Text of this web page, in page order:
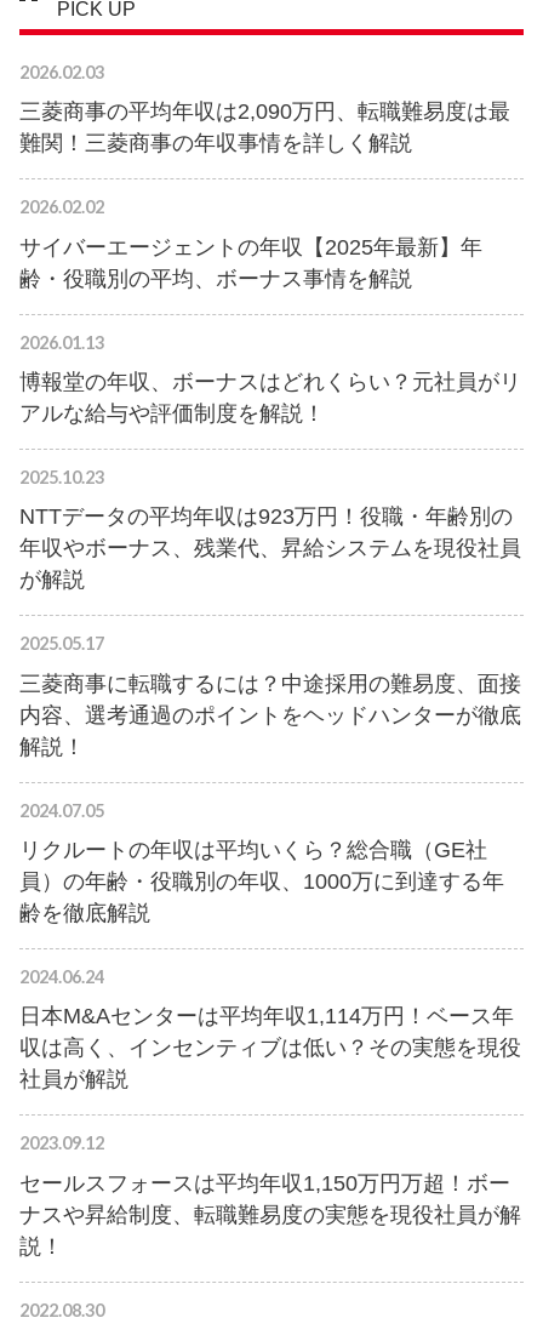
PICK UP
2026.02.03
三菱商事の平均年収は2,090万円、転職難易度は最
難関！三菱商事の年収事情を詳しく解説
2026.02.02
サイバーエージェントの年収【2025年最新】年
齢・役職別の平均、ボーナス事情を解説
2026.01.13
博報堂の年収、ボーナスはどれくらい？元社員がリ
アルな給与や評価制度を解説！
2025.10.23
NTTデータの平均年収は923万円！役職・年齢別の
年収やボーナス、残業代、昇給システムを現役社員
が解説
2025.05.17
三菱商事に転職するには？中途採用の難易度、面接
内容、選考通過のポイントをヘッドハンターが徹底
解説！
2024.07.05
リクルートの年収は平均いくら？総合職（GE社
員）の年齢・役職別の年収、1000万に到達する年
齢を徹底解説
2024.06.24
日本M&Aセンターは平均年収1,114万円！ベース年
収は高く、インセンティブは低い？その実態を現役
社員が解説
2023.09.12
セールスフォースは平均年収1,150万円万超！ボー
ナスや昇給制度、転職難易度の実態を現役社員が解
説！
2022.08.30